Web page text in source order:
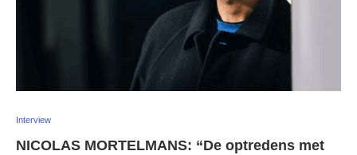
Interview
NICOLAS MORTELMANS: “De optredens met